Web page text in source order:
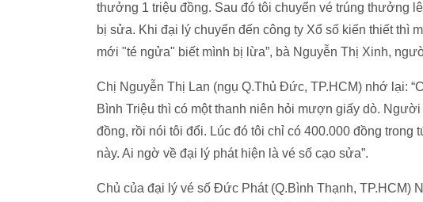
thưởng 1 triệu đồng. Sau đó tôi chuyển vé trúng thưởng
bị sửa. Khi đại lý chuyển đến công ty Xổ số kiến thiết thì
mới "té ngửa" biết mình bị lừa”, bà Nguyễn Thị Xinh,
Chị Nguyễn Thị Lan (ngụ Q.Thủ Đức, TP.HCM) nhớ lại:
Bình Triệu thì có một thanh niên hỏi mượn giấy dò.
đồng, rồi nói tôi đổi. Lúc đó tôi chỉ có 400.000 đồng
này. Ai ngờ về đại lý phát hiện là vé số cạo sửa”.
Chủ của đại lý vé số Đức Phát (Q.Bình Thạnh, TP.HCM)